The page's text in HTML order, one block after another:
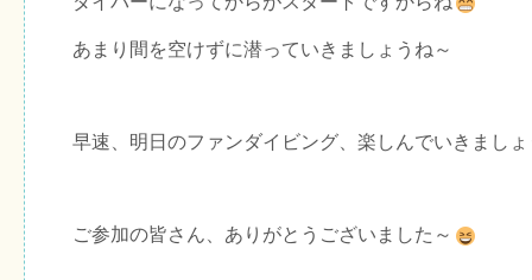
あまり間を空けずに潜っていきましょうね～
早速、明日のファンダイビング、楽しんでいきまし
ご参加の皆さん、ありがとうございました～